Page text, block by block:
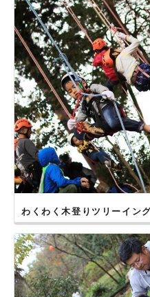
わくわく木登りツリーイン